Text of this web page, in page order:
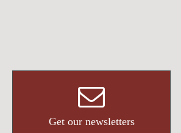
Get our newsletters